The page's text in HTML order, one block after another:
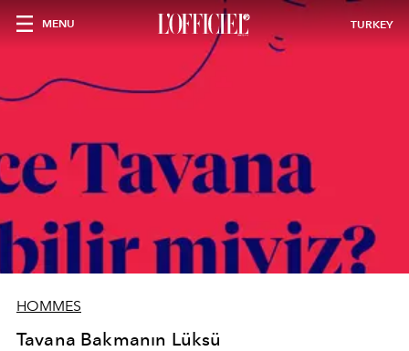
MENU TURKEY
HOMMES
Tavana Bakmanın Lüksü